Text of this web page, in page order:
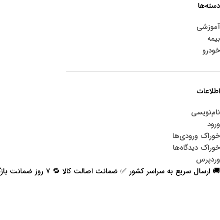
دسته‌ها
آموزشی
بیمه
خودرو
اطلاعات
نام‌نویسی
ورود
خوراک ورودی‌ها
خوراک دیدگاه‌ها
وردپرس
🚚 ارسال سریع به سراسر کشور ✅ ضمانت اصالت کالا 🔁 ۷ روز ضمانت بازگشت 📞 پشتیبانی واقعی